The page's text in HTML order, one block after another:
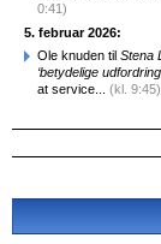
0:41)
5. februar 2026:
Ole knuden til Stena
‘betydelige
at service... (kl. 9:45)